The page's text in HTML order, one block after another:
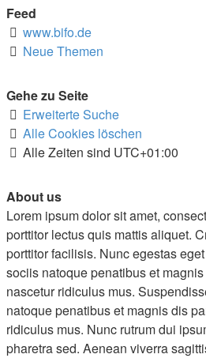
Feed
www.bifo.de
Neue Themen
Gehe zu Seite
Erweiterte Suche
Alle Cookies löschen
Alle Zeiten sind UTC+01:00
About us
Lorem ipsum dolor sit amet,
porttitor lectus quis mattis aliquet.
porttitor facilisis. Nunc egestas
sociis natoque penatibus et
nascetur ridiculus mus.
natoque penatibus et magnis dis
ridiculus mus. Nunc rutrum dui
pharetra sed. Aenean viverra